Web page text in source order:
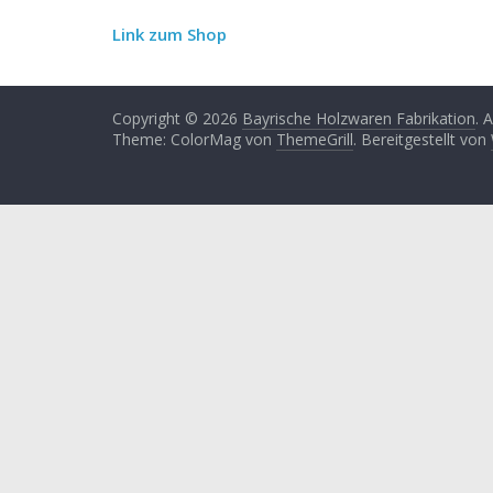
Link zum Shop
Copyright © 2026 Bayrische Holzwaren Fabrikation.
Theme: ColorMag von ThemeGrill. Bereitgestellt von